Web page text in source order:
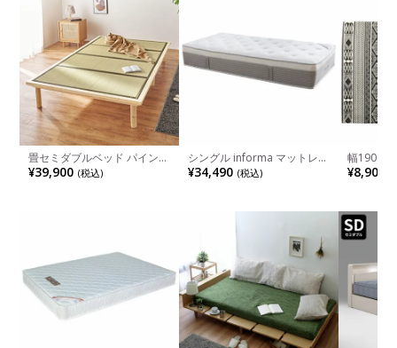
畳セミダブルベッド パイン材
ベッドフレーム い草 畳ベッ
ド 天然木 コンパクト 床下収
¥39,900 (税込)
シングル informa マットレス
ポケットコイル 高密度ウレタ
ンフォーム Wコイルスプリン
分散 寝室 1年保証 完成品
¥34,490 (税込)
幅190cm
161C 完
¥8,900